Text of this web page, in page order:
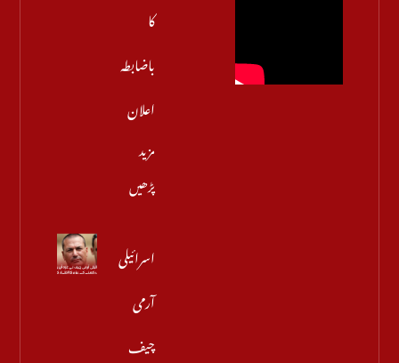
کا
باضابطہ
اعلان
مزید
پڑھیں
اسرائیلی
آرمی
چیف